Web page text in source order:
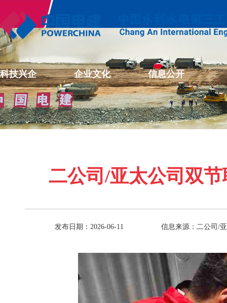
科技兴企 企业文化 信息公开
二公司/亚太公司双
发布日期：2026-06-11 信息来源：二公司/